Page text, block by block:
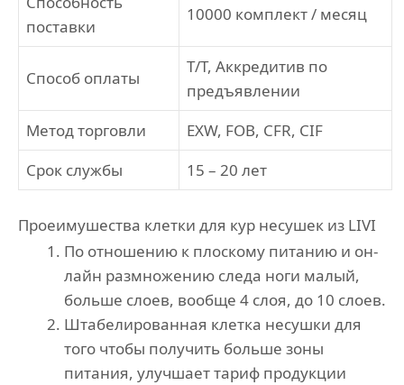
поставки
10000 комплект / месяц
Способ оплаты
T/T, Аккредитив по
предъявлении
Метод торговли
EXW, FOB, CFR, CIF
Срок службы
15 – 20 лет
Проеимушества клетки для кур несушек из LIVI
По отношению к плоскому питанию и он-
лайн размножению следа ноги малый,
больше слоев, вообще 4 слоя, до 10 слоев.
Штабелированная клетка несушки для
того чтобы получить больше зоны
питания, улучшает тариф продукции